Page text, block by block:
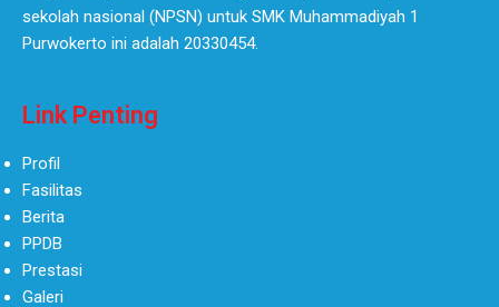
sekolah nasional (NPSN) untuk SMK Muhammadiyah 1
Purwokerto ini adalah 20330454.
Link Penting
Profil
Fasilitas
Berita
PPDB
Prestasi
Galeri